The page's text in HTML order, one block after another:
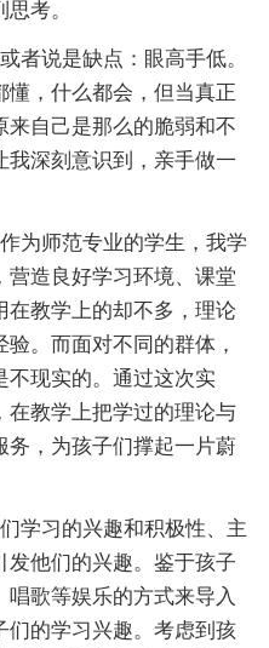
考。
者说是缺点：眼高手低。
懂，什么都会，但当真正
来自己是那么的脆弱和不
我深刻意识到，亲手做一
为师范专业的学生，我学
营造良好学习环境、课堂
在教学上的却不多，理论
。而面对不同的群体，
不现实的。通过这次实
在教学上把学过的理论与
务，为孩子们撑起一片蔚
学习的兴趣和积极性、主
发他们的兴趣。鉴于孩子
歌等娱乐的方式来导入
们的学习兴趣。考虑到孩